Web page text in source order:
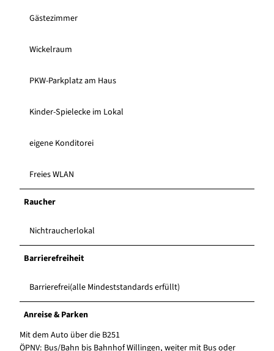
Gästezimmer
Wickelraum
PKW-Parkplatz am Haus
Kinder-Spielecke im Lokal
eigene Konditorei
Freies WLAN
Raucher
Nichtraucherlokal
Barrierefreiheit
Barrierefrei(alle Mindeststandards erfüllt)
Anreise & Parken
Mit dem Auto über die B251
ÖPNV: Bus/Bahn bis Bahnhof Willingen, weiter mit Bus oder